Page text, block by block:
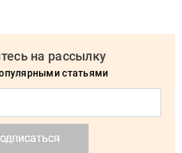
на рассылку
статьями